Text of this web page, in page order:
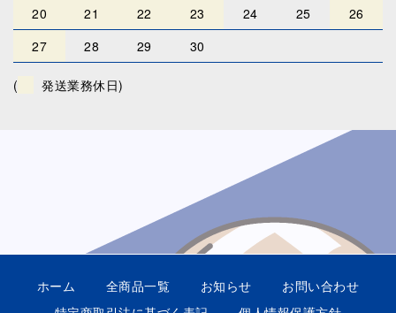
20
21 22 23 24 25
26
27
28 29 30
( 発送業務休日)
ホーム 全商品一覧 お知らせ
お問い合わせ